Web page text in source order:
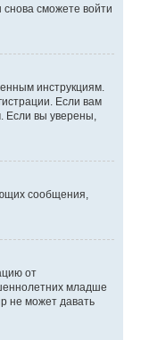
снова сможете войти
инструкциям.
Если вам
Если вы уверены,
сообщения,
от
младше
не может давать